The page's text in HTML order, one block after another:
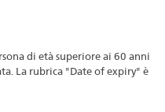
di età superiore ai 60 anni
La rubrica "Date of expiry" è